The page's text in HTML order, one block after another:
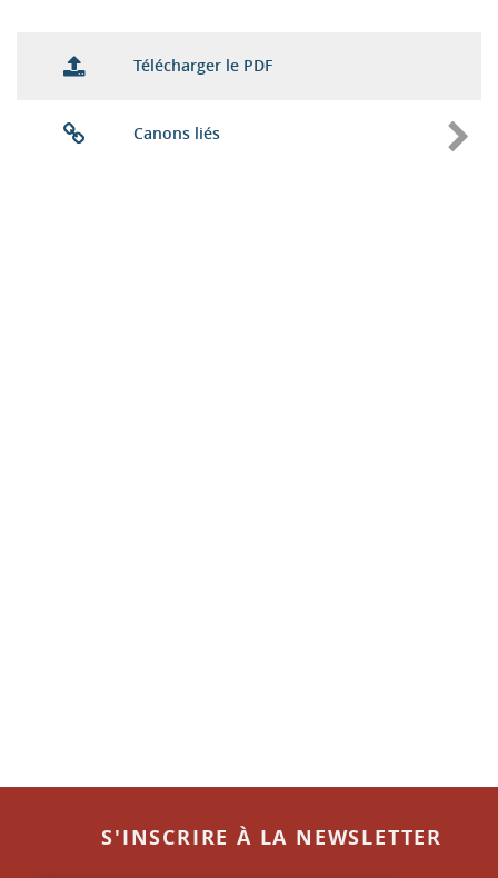
Télécharger le PDF
Canons liés
S'INSCRIRE À LA NEWSLETTER